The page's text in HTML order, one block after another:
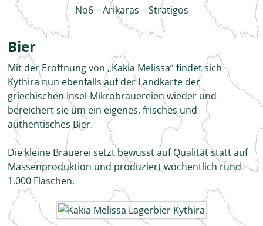
No6 – Arikaras – Stratigos
Bier
Mit der Eröffnung von „Kakia Melissa“ findet sich
Kythira nun ebenfalls auf der Landkarte der
griechischen Insel-Mikrobrauereien wieder und
bereichert sie um ein eigenes, frisches und
authentisches Bier.
Die kleine Brauerei setzt bewusst auf Qualität statt auf
Massenproduktion und produziert wöchentlich rund
1.000 Flaschen.